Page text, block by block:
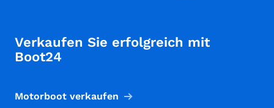
Verkaufen Sie erfolgreich mit
Boot24
Motorboot verkaufen